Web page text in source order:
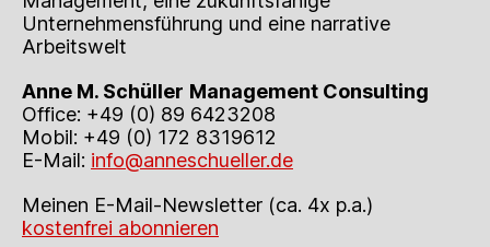
Unternehmensführung und eine narrative
Arbeitswelt
Anne M. Schüller Management Consulting
Office: +49 (0) 89 6423208
Mobil: +49 (0) 172 8319612
E-Mail: info@anneschueller.de
Meinen E-Mail-Newsletter (ca. 4x p.a.)
kostenfrei abonnieren